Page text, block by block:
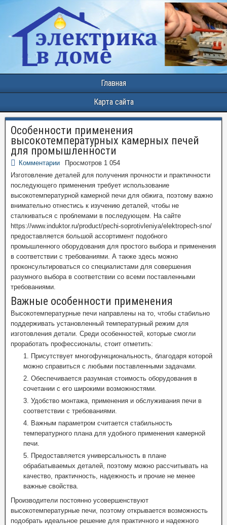
Главная
Карта сайта
Особенности применения
высокотемпературных камерных печей
для промышленности
Комментарии
Просмотров 1 054
Изготовление деталей для получения прочности и практичности
последующего применения требует использование
высокотемпературной камерной печи для обжига, поэтому важно
внимательно отнестись к изучению деталей, чтобы не
сталкиваться с проблемами в последующем. На сайте
https://www.induktor.ru/product/pechi-soprotivleniya/elektropech-sno/
предоставляется большой ассортимент подобного
промышленного оборудования для простого выбора и применения
в соответствии с требованиями. А также здесь можно
проконсультироваться со специалистами для совершения
разумного выбора в соответствии со всеми поставленными
требованиями.
Важные особенности применения
Высокотемпературные печи направлены на то, чтобы стабильно
поддерживать установленный температурный режим для
изготовления детали. Среди особенностей, которые смогли
проработать профессионалы, стоит отметить:
Присутствует многофункциональность, благодаря которой
можно справиться с любыми поставленными задачами.
Обеспечивается разумная стоимость оборудования в
сочетании с его широкими возможностями.
Удобство монтажа, применения и обслуживания печи в
соответствии с требованиями.
Важным параметром считается стабильность
температурного плана для удобного применения камерной
печи.
Предоставляется универсальность в плане
обрабатываемых деталей, поэтому можно рассчитывать на
качество, практичность, надежность и прочие не менее
важные свойства.
Производители постоянно усовершенствуют
высокотемпературные печи, поэтому открывается возможность
подобрать идеальное решение для практичного и надежного